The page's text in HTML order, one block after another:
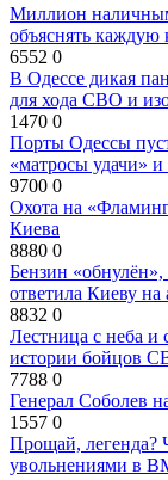
Миллион
объяснять каждую
6552 0
В Одессе дикая
для хода СВО и
1470 0
Порты Одессы
«матросы удачи» и
9700 0
Охота на
Киева
8880 0
Бензин «обнулён»,
ответила Киеву на
8832 0
Лестница с неба
истории бойцов
7788 0
Генерал Соболев
1557 0
Прощай, легенда?
увольнениями в